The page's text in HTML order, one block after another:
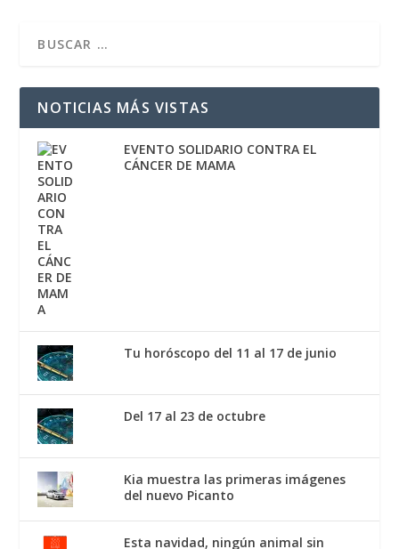
NOTICIAS MÁS VISTAS
EVENTO SOLIDARIO CONTRA EL
CÁNCER DE MAMA
Tu horóscopo del 11 al 17 de junio
Del 17 al 23 de octubre
Kia muestra las primeras imágenes
del nuevo Picanto
Esta navidad, ningún animal sin